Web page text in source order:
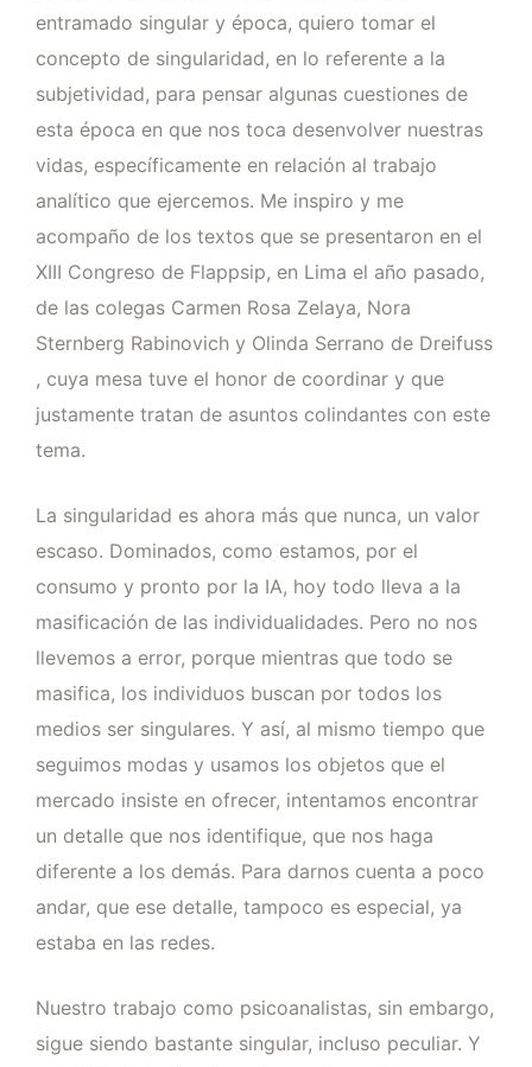
entramado singular y época, quiero tomar el
concepto de singularidad, en lo referente a la
subjetividad, para pensar algunas cuestiones de
esta época en que nos toca desenvolver nuestras
vidas, específicamente en relación al trabajo
analítico que ejercemos. Me inspiro y me
acompaño de los textos que se presentaron en el
XIII Congreso de Flappsip, en Lima el año pasado,
de las colegas Carmen Rosa Zelaya, Nora
Sternberg Rabinovich y Olinda Serrano de Dreifuss
, cuya mesa tuve el honor de coordinar y que
justamente tratan de asuntos colindantes con este
tema.
La singularidad es ahora más que nunca, un valor
escaso. Dominados, como estamos, por el
consumo y pronto por la IA, hoy todo lleva a la
masificación de las individualidades. Pero no nos
llevemos a error, porque mientras que todo se
masifica, los individuos buscan por todos los
medios ser singulares. Y así, al mismo tiempo que
seguimos modas y usamos los objetos que el
mercado insiste en ofrecer, intentamos encontrar
un detalle que nos identifique, que nos haga
diferente a los demás. Para darnos cuenta a poco
andar, que ese detalle, tampoco es especial, ya
estaba en las redes.
Nuestro trabajo como psicoanalistas, sin embargo,
sigue siendo bastante singular, incluso peculiar. Y